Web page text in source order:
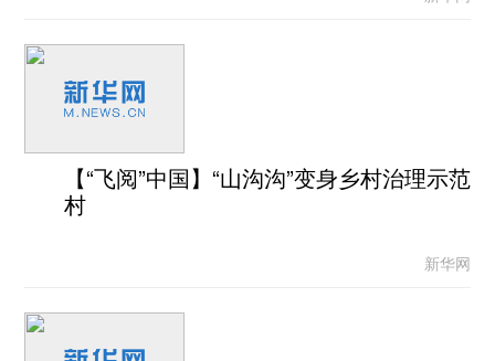
【“飞阅”中国】“山沟沟”变身乡村治理示范
村
新华网